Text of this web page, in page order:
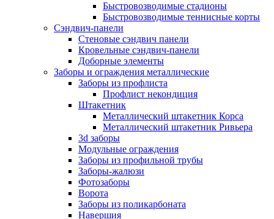
Быстровозводимые стадионы
Быстровозводимые теннисные корты
Сэндвич-панели
Стеновые сэндвич панели
Кровельные сэндвич-панели
Доборные элементы
Заборы и ограждения металлические
Заборы из профлиста
Профлист некондиция
Штакетник
Металлический штакетник Корса
Металлический штакетник Ривьера
3d заборы
Модульные ограждения
Заборы из профильной трубы
Заборы-жалюзи
Фотозаборы
Ворота
Заборы из поликарбоната
Навершия